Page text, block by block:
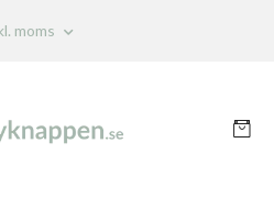
moms